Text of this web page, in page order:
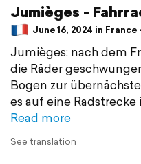
Jumièges -
June 16, 2024 in France
Jumièges: nach dem
die Räder
Bogen zur
es auf eine
Read more
See translation